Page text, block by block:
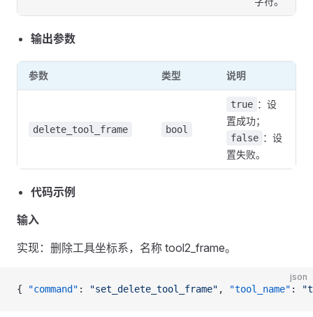
输出参数
参数 类型 说明
delete_tool_frame bool
true ：设
置成功；
false ：设
置失败。
代码示例
输入
实现：删除工具坐标系，名称 tool2_frame。
json
{ "command" : "set_delete_tool_frame" , "tool_name" :